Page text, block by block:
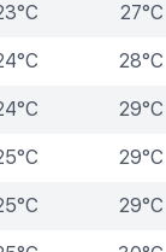
27°C
28°C
29°C
29°C
29°C